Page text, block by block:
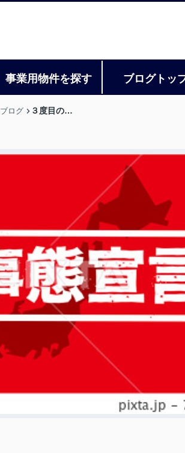
事業用物件を探す ブログトッ
ブログ ３度目の…